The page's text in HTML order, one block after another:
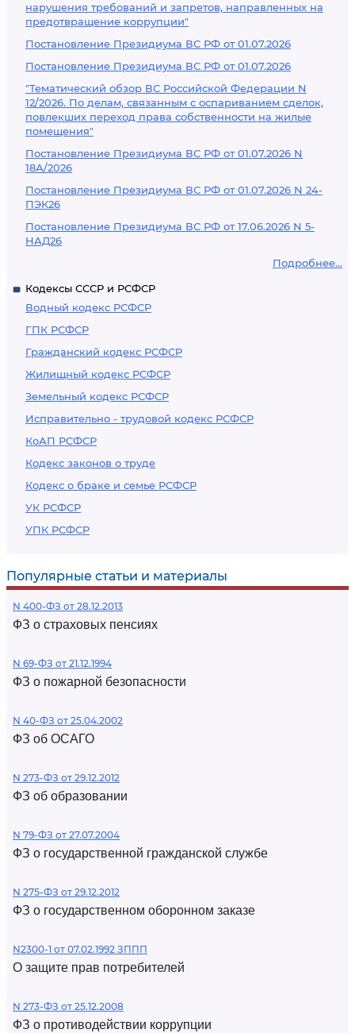
нарушения требований и запретов, направленных на
предотвращение коррупции"
Постановление Президиума ВС РФ от 01.07.2026
Постановление Президиума ВС РФ от 01.07.2026
"Тематический обзор ВС Российской Федерации N
12/2026. По делам, связанным с оспариванием сделок,
повлекших переход права собственности на жилые
помещения"
Постановление Президиума ВС РФ от 01.07.2026 N
18А/2026
Постановление Президиума ВС РФ от 01.07.2026 N 24-
ПЭК26
Постановление Президиума ВС РФ от 17.06.2026 N 5-
НАД26
Подробнее...
Кодексы СССР и РСФСР
Водный кодекс РСФСР
ГПК РСФСР
Гражданский кодекс РСФСР
Жилищный кодекс РСФСР
Земельный кодекс РСФСР
Исправительно - трудовой кодекс РСФСР
КоАП РСФСР
Кодекс законов о труде
Кодекс о браке и семье РСФСР
УК РСФСР
УПК РСФСР
Популярные статьи и материалы
N 400-ФЗ от 28.12.2013
ФЗ о страховых пенсиях
N 69-ФЗ от 21.12.1994
ФЗ о пожарной безопасности
N 40-ФЗ от 25.04.2002
ФЗ об ОСАГО
N 273-ФЗ от 29.12.2012
ФЗ об образовании
N 79-ФЗ от 27.07.2004
ФЗ о государственной гражданской службе
N 275-ФЗ от 29.12.2012
ФЗ о государственном оборонном заказе
N2300-1 от 07.02.1992 ЗППП
О защите прав потребителей
N 273-ФЗ от 25.12.2008
ФЗ о противодействии коррупции